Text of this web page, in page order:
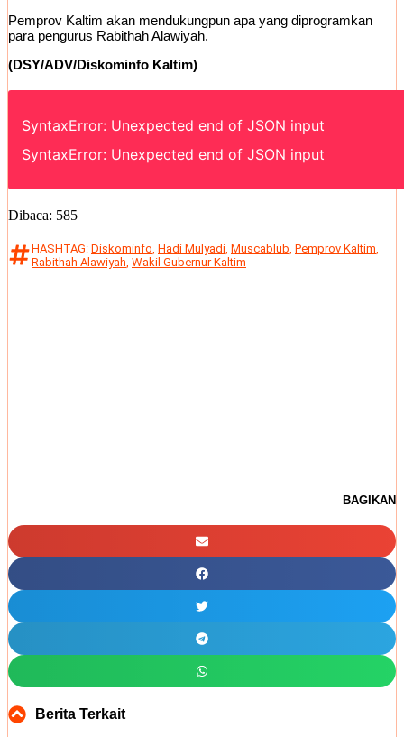
Pemprov Kaltim akan mendukungpun apa yang diprogramkan
para pengurus Rabithah Alawiyah.
(DSY/ADV/Diskominfo Kaltim)
SyntaxError: Unexpected end of JSON input
SyntaxError: Unexpected end of JSON input
Dibaca: 585
HASHTAG: Diskominfo Hadi Mulyadi Muscablub Pemprov Kaltim
Rabithah Alawiyah Wakil Gubernur Kaltim
BAGIKAN
Berita Terkait